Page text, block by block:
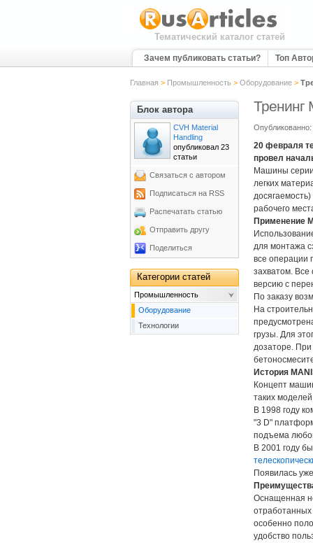
Тематический каталог статей
Зачем публиковать статьи? Топ
Главная > Промышленность > Оборудование>
Тренинг
20 февраля
провел
Машины серии
легких
рабочего
Применение
для монтажа
все операции
захватом.
версию с
По заказу
На
грузы. Для
дозаторе. При
История
Концепт
таких
В 1998 году
"3 D"
подъема
В 2001 году
Появилась
Оснащенная
особенно
удобство
Блок автора
CVH Material
Handling
опубликовал 23
статьи
Связаться с автором
Подписаться на RSS
Распечатать статью
Отправить другу
Поделиться
Категории статей
Промышленность
Оборудование
Технологии